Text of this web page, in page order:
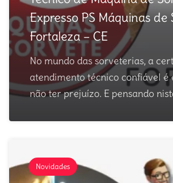
Expresso PS Máquinas de
Fortaleza – CE
No mundo das sorveterias, a
atendimento técnico confiável é
não ter prejuízo. E pensando
Novidades